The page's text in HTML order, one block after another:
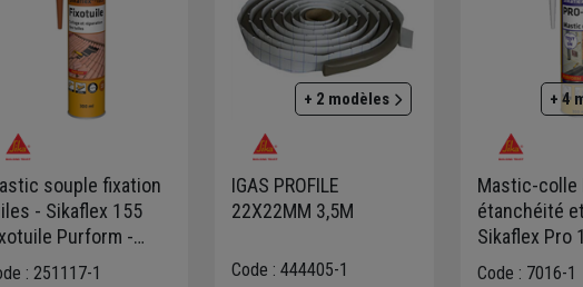
souple fixation
- Sikaflex 155
Purform -
cuite -
: 251117-1
+ 2 modèles
IGAS PROFILE
22X22MM 3,5M
Code : 444405-1
+ 4
Mastic-colle
étanchéité
Sikaflex Pro
Purform
Code : 7016-1